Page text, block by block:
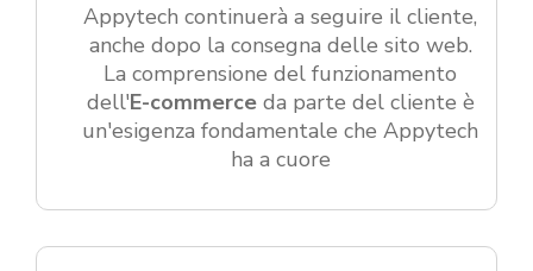
Appytech continuerà a seguire il cliente,
anche dopo la consegna delle sito web.
La comprensione del funzionamento
dell'E-commerceda parte del cliente è
un'esigenza fondamentale che Appytech
ha a cuore